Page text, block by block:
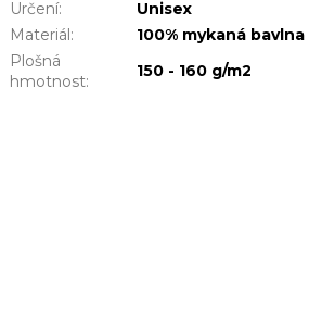
Určení:
Unisex
Materiál :
100% mykaná bavlna
Plošná
hmotnost:
150 - 160 g/m2